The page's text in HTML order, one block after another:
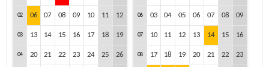
02 06 07 08 09 10 11 12
03 13 14 15 16 17 18 19
04 20 21 22 23 24 25 26
06 03 04 05 06 07 08 09
07 10 11 12 13 14 15 16
08 17 18 19 20 21 22 23